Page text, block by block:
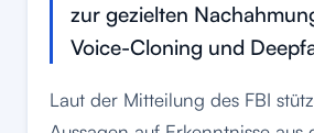
zur gezielten
Voice-Cloning und
Laut der Mitteilung des FBI